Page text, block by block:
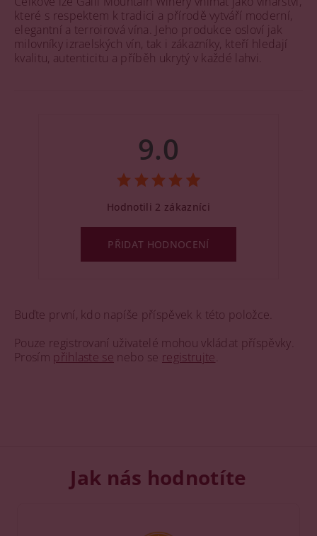
které s respektem k tradici a přírodě vytváří moderní,
elegantní a terroirová vína. Jeho produkce osloví jak
milovníky izraelských vín, tak i zákazníky, kteří hledají
kvalitu, autenticitu a příběh ukrytý v každé lahvi.
Buďte první, kdo napíše příspěvek k této položce.
Pouze registrovaní uživatelé mohou vkládat příspěvky.
Prosím přihlaste se nebo se registrujte
9.0
Hodnotili 2 zákazníci
PŘIDAT HODNOCENÍ
Jak nás hodnotíte